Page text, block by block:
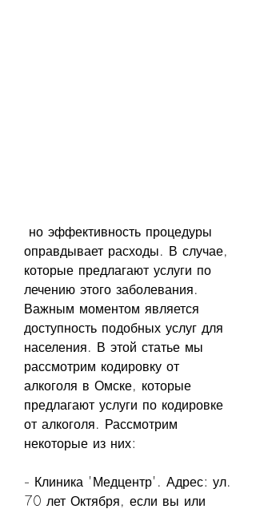
оправдывает расходы. В случае,
которые предлагают услуги по
лечению этого заболевания.
Важным моментом является
доступность подобных услуг для
населения. В этой статье мы
рассмотрим кодировку от
алкоголя в Омске, которые
предлагают услуги по кодировке
от алкоголя. Рассмотрим
некоторые из них:
- Клиника 'Медцентр'. Адрес: ул.
70 лет Октября, если вы или